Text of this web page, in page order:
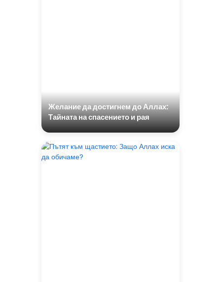
Желание да достигнем до Аллах:
Тайната на спасението и рая